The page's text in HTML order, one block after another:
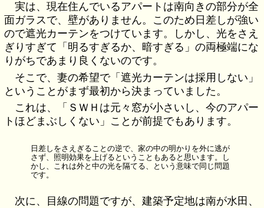
実は、現在住んでいるアパートは南向きの部分が全
面ガラスで、壁がありません。このため日差しが強い
ので遮光カーテンをつけています。しかし、光をさえ
ぎりすぎて「明るすぎるか、暗すぎる」の両極端にな
りがちであまり良くないのです。
そこで、妻の希望で「遮光カーテンは採用しない」
ということがまず最初から決まっていました。
これは、「ＳＷＨは元々窓が小さいし、今のアパー
トほどまぶしくない」ことが前提でもあります。
日差しをさえぎることの逆で、家の中の明かりを外に逃が
さず、照明効果を上げるということもあると思います。し
かし、これは外と中の光を隔てる、という意味で同じ問題
です。
次に、目線の問題ですが、建築予定地は南が水田、